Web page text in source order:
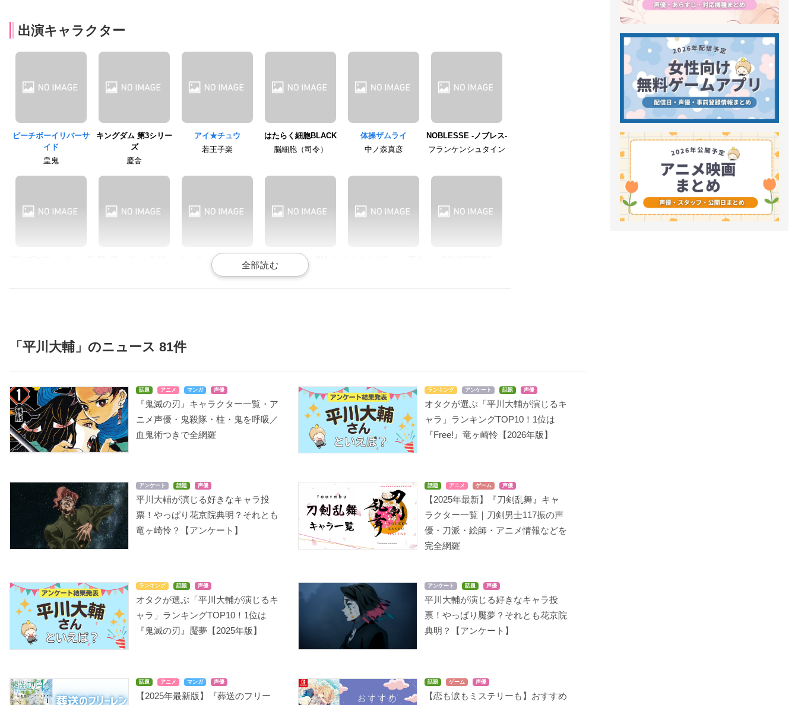
出演キャラクター
ピーチボーイリバーサ
イド
皇鬼
キングダム 第3シリー
ズ
慶舎
アイ★チュウ
若王子楽
はたらく細胞BLACK
脳細胞（司令）
体操ザムライ
中ノ森真彦
NOBLESSE -ノブレス-
フランケンシュタイン
ロード・エルメロイⅡ
世の事件簿 -魔眼蒐集
かつて神だった獣たち
へ
つくもがみ貸します
五位
Free!-Dive to the Futur
竜ヶ崎怜
音楽少女
池橋大輝
鬼灯の冷徹（第弐期そ
の弐）
桃太郎
かくりよの宿飯
時彦
博多豚骨ラーメンズ
佐伯
一人之下 the outcast
羅天大醮篇
鬼灯の冷徹（第弐期）
桃太郎
Code：Realize ～創世
あめこん!!
古賀シオン
Infini-T Force
ダミアン・グレイ
スタミュ（第2期）
柊翼
クール）
田中功次
竹中半兵衛
古賀シオン
エリオット
ジェローム
田中功次
「平川大輔」のニュース 81件
話題 アニメ マンガ 声優
『鬼滅の刃』キャラクター一覧・ア
ニメ声優・鬼殺隊・柱・鬼を呼吸／
血鬼術つきで全網羅
ランキング アンケート 話題 声優
オタクが選ぶ「平川大輔が演じるキ
ャラ」ランキングTOP10！1位は
『Free!』竜ヶ崎怜【2026年版】
アンケート 話題 声優
平川大輔が演じる好きなキャラ投
票！やっぱり花京院典明？それとも
竜ヶ崎怜？【アンケート】
話題 アニメ ゲーム 声優
【2025年最新】『刀剣乱舞』キャ
ラクター一覧｜刀剣男士117振の声
優・刀派・絵師・アニメ情報などを
完全網羅
ランキング 話題 声優
オタクが選ぶ「平川大輔が演じるキ
ャラ」ランキングTOP10！1位は
『鬼滅の刃』魘夢【2025年版】
アンケート 話題 声優
平川大輔が演じる好きなキャラ投
票！やっぱり魘夢？それとも花京院
典明？【アンケート】
話題 アニメ マンガ 声優
【2025年最新版】『葬送のフリー
話題 ゲーム 声優
【恋も涙もミステリーも】おすすめ